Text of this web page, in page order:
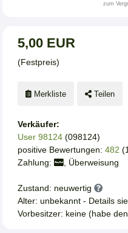
zum
5,00 EUR
(Festpreis)
Merkliste Teilen
Verkäufer:
User 98124 (098124)
positive Bewertungen: 482
Zahlung:
, Überweisung
Zustand: neuwertig
Alter: unbekannt - Details
Vorbesitzer: keine (habe